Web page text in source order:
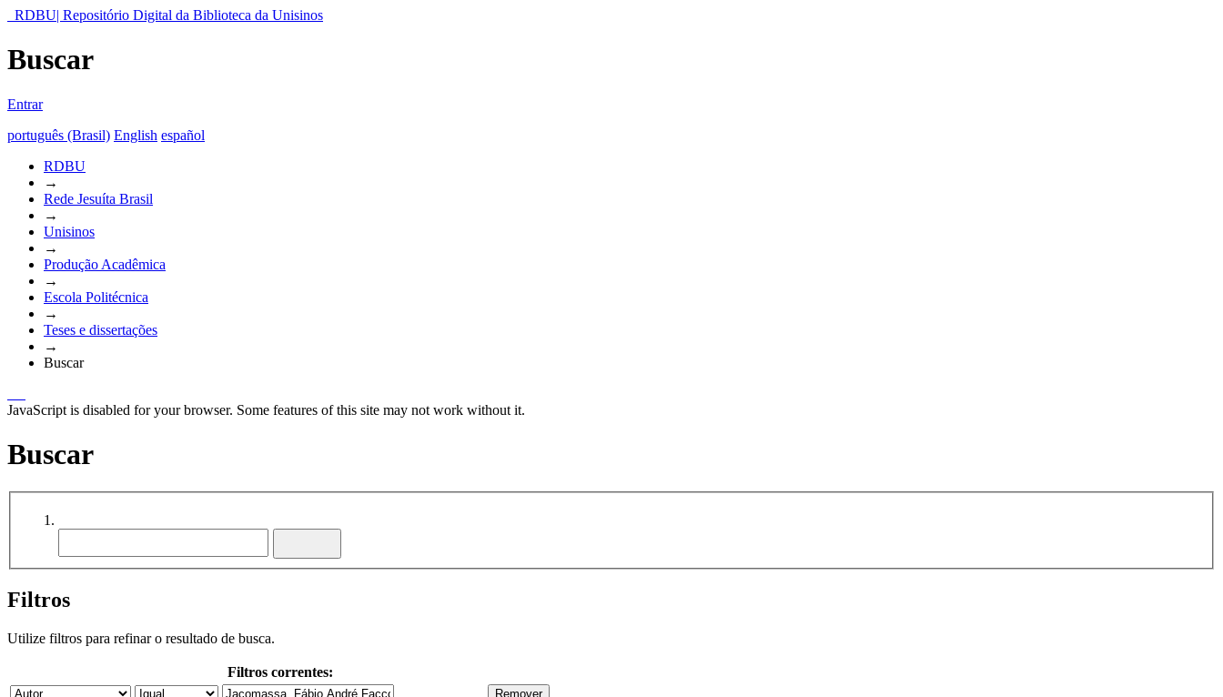
RDBU| Repositório Digital da Biblioteca da Unisinos
Buscar
Entrar
português (Brasil) English español
RDBU
→
Rede Jesuíta Brasil
→
Unisinos
→
Produção Acadêmica
→
Escola Politécnica
→
Teses e dissertações
→
Buscar
JavaScript is disabled for your browser. Some features of this site may not work without it.
Buscar
Filtros
Utilize filtros para refinar o resultado de busca.
Filtros correntes: